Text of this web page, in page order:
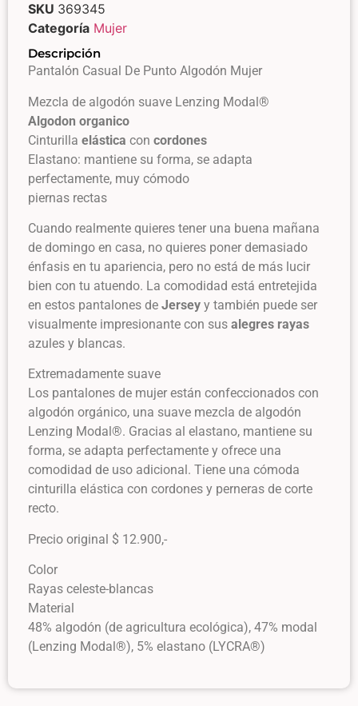
SKU 369345
Categoría Mujer
Descripción
Pantalón Casual De Punto Algodón Mujer
Mezcla de algodón suave Lenzing Modal®
Algodon organico
Cinturilla elástica con cordones
Elastano: mantiene su forma, se adapta
perfectamente, muy cómodo
piernas rectas
Cuando realmente quieres tener una buena mañana
de domingo en casa, no quieres poner demasiado
énfasis en tu apariencia, pero no está de más lucir
bien con tu atuendo. La comodidad está entretejida
en estos pantalones de Jersey y también puede ser
visualmente impresionante con sus alegres rayas
azules y blancas.
Extremadamente suave
Los pantalones de mujer están confeccionados con
algodón orgánico, una suave mezcla de algodón
Lenzing Modal®. Gracias al elastano, mantiene su
forma, se adapta perfectamente y ofrece una
comodidad de uso adicional. Tiene una cómoda
cinturilla elástica con cordones y perneras de corte
recto.
Precio original $ 12.900,-
Color
Rayas celeste-blancas
Material
48% algodón (de agricultura ecológica), 47% modal
(Lenzing Modal®), 5% elastano (LYCRA®)